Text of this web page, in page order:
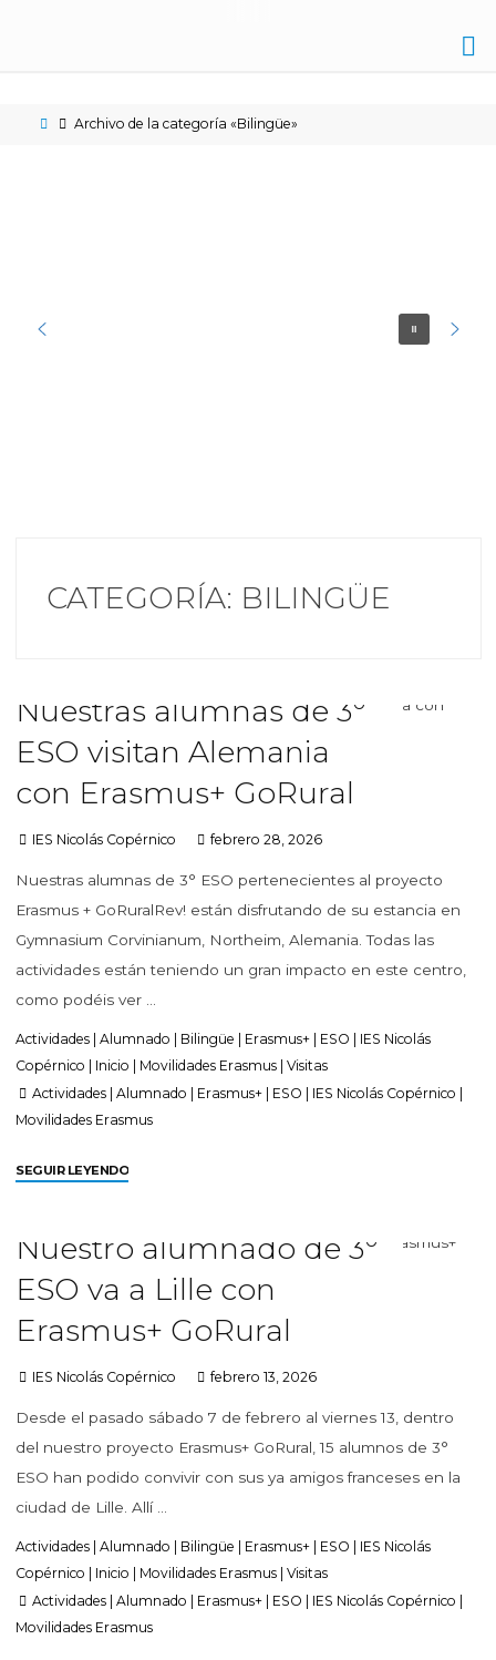
NICOLÁS
Archivo de la categoría «Bilingüe»
CATEGORÍA: BILINGÜE
Nuestras alumnas de 3º
ESO visitan Alemania
con Erasmus+ GoRural
IES Nicolás Copérnico febrero 28, 2026
Nuestras alumnas de 3° ESO pertenecientes al proyecto
Erasmus + GoRuralRev! están disfrutando de su estancia en
Gymnasium Corvinianum, Northeim, Alemania. Todas las
actividades están teniendo un gran impacto en este centro,
como podéis ver …
Actividades Alumnado Bilingüe Erasmus+ ESO
IES Nicolás
Copérnico
Inicio Movilidades Erasmus
Visitas
Actividades |Alumnado Erasmus+ ESO IES Nicolás Copérnico
Movilidades Erasmus
SEGUIR LEYENDO
Nuestro alumnado de 3º
ESO va a Lille con
Erasmus+ GoRural
IES Nicolás Copérnico febrero 13, 2026
Desde el pasado sábado 7 de febrero al viernes 13, dentro
del nuestro proyecto Erasmus+ GoRural, 15 alumnos de 3°
ESO han podido convivir con sus ya amigos franceses en la
ciudad de Lille. Allí …
Actividades Alumnado Bilingüe Erasmus+ ESO
IES Nicolás
Copérnico
Inicio Movilidades Erasmus
Visitas
Actividades |Alumnado Erasmus+ ESO IES Nicolás Copérnico
Movilidades Erasmus